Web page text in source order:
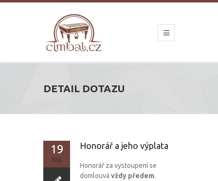
DETAIL DOTAZU
19
srp
Honorář a jeho výplata
Honorář za vystoupení se
domlouvá vždy předem.